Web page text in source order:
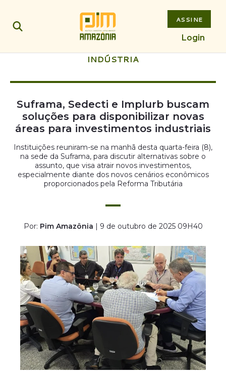
ASSINE
Login
INDÚSTRIA
Suframa, Sedecti e Implurb buscam
soluções para disponibilizar novas
áreas para investimentos industriais
Instituições reuniram-se na manhã desta quarta-feira (8),
na sede da Suframa, para discutir alternativas sobre o
assunto, que visa atrair novos investimentos,
especialmente diante dos novos cenários econômicos
proporcionados pela Reforma Tributária
Por: Pim Amazônia | 9 de outubro de 2025 09H40